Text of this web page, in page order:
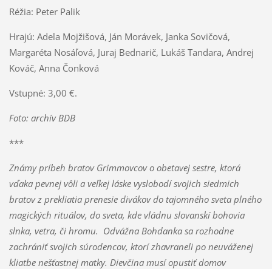
Réžia: Peter Palik
Hrajú: Adela Mojžišová, Ján Morávek, Janka Sovičová,
Margaréta Nosáľová, Juraj Bednarič, Lukáš Tandara, Andrej
Kováč, Anna Čonková
Vstupné: 3,00 €.
Foto: archív BDB
***
Známy príbeh bratov Grimmovcov o obetavej sestre, ktorá
vďaka pevnej vôli a veľkej láske vyslobodí svojich siedmich
bratov z prekliatia prenesie divákov do tajomného sveta plného
magických rituálov, do sveta, kde vládnu slovanskí bohovia
slnka, vetra, či hromu. Odvážna Bohdanka sa rozhodne
zachrániť svojich súrodencov, ktorí zhavraneli po neuváženej
kliatbe nešťastnej matky. Dievčina musí opustiť domov